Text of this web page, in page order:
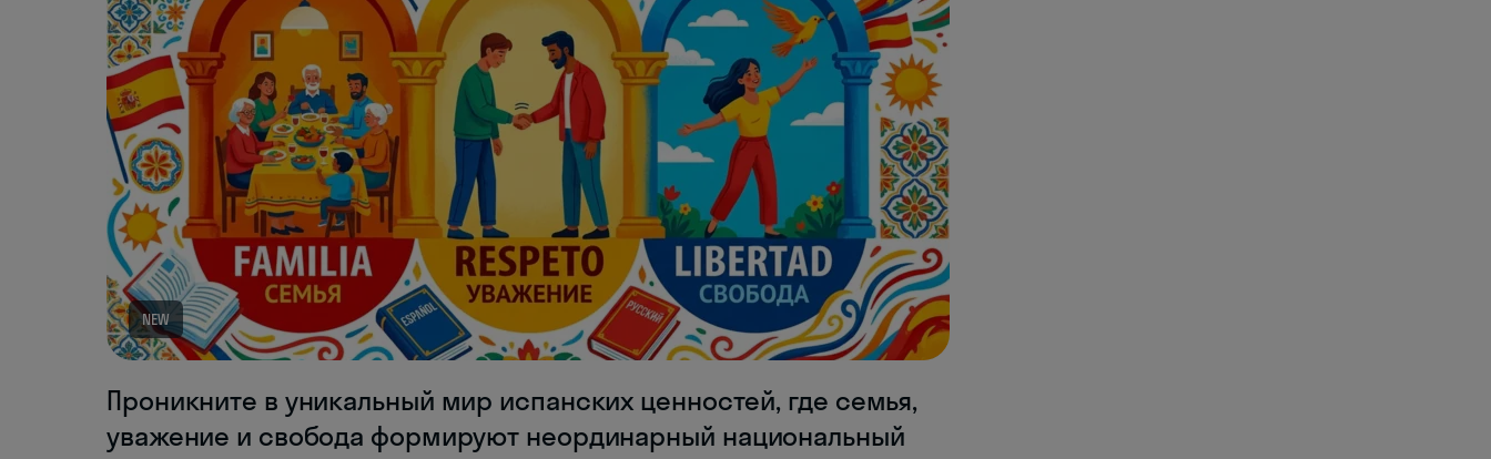
NEW
Проникните в уникальный мир испанских ценностей, где семья,
уважение и свобода формируют неординарный национальный